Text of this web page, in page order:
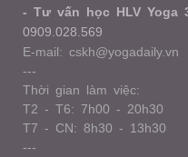
- Tư vấn học HLV Yoga
0909.028.569
E-mail: cskh@yogadaily.vn
---
Thời gian làm việc:
T2 - T6: 7h00 - 20h30
T7 - CN: 8h30 - 13h30
---